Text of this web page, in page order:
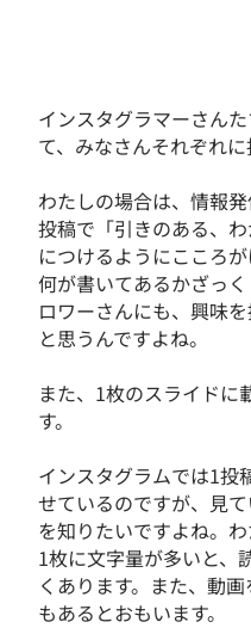
インスタグラマーさん
て、みなさんそれぞれ
わたしの場合は、情報
投稿で「引きのある、
につけるようにこころ
何が書いてあるかざっ
ロワーさんにも、興味
と思うんですよね。
また、1枚のスライドに
す。
インスタグラムでは1投
せているのですが、見
を知りたいですよね。
1枚に文字量が多いと、
くあります。また、動
もあるとおもいます。